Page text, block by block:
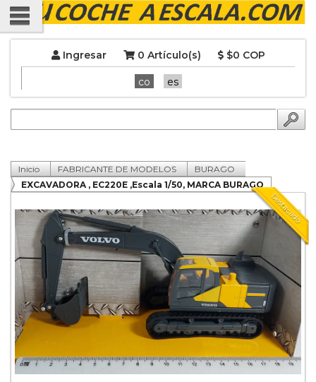
Ingresar 0 Artículo(s) $0 COP
co es
Inicio FABRICANTE DE MODELOS
BURAGO
EXCAVADORA , EC220E ,Escala 1/50, MARCA BURAGO
Destacado